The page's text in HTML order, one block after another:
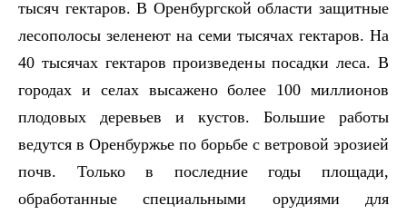
тысяч гектаров. В Оренбургской области защитные
лесополосы зеленеют на семи тысячах гектаров. На
40 тысячах гектаров произведены посадки леса. В
городах и селах высажено более 100 миллионов
плодовых деревьев и кустов. Большие работы
ведутся в Оренбуржье по борьбе с ветровой эрозией
почв. Только в последние годы площади,
обработанные специальными орудиями для